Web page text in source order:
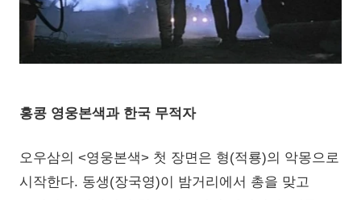
홍콩 영웅본색과 한국 무적자
오우삼의 <영웅본색> 첫 장면은 형(적룡)의 악몽으로
시작한다. 동생(장국영)이 밤거리에서 총을 맞고